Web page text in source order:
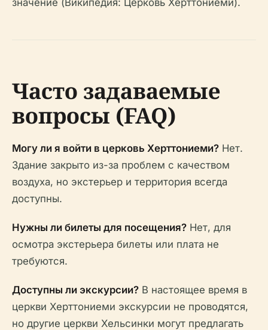
значение (Википедия: Церковь Херттониеми).
Часто задаваемые
вопросы (FAQ)
Могу ли я войти в церковь Херттониеми? Нет.
Здание закрыто из-за проблем с качеством
воздуха, но экстерьер и территория всегда
доступны.
Нужны ли билеты для посещения? Нет, для
осмотра экстерьера билеты или плата не
требуются.
Доступны ли экскурсии? В настоящее время в
церкви Херттониеми экскурсии не проводятся,
но другие церкви Хельсинки могут предлагать